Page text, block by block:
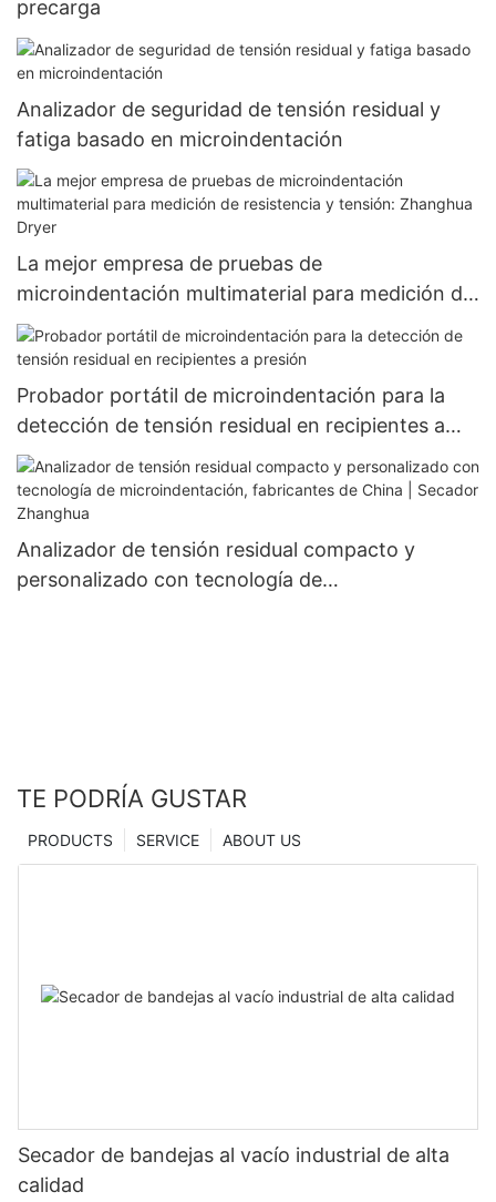
precarga
Analizador de seguridad de tensión residual y
fatiga basado en microindentación
La mejor empresa de pruebas de
microindentación multimaterial para medición de
resistencia y tensión: Zhanghua Dryer
Probador portátil de microindentación para la
detección de tensión residual en recipientes a
presión
Analizador de tensión residual compacto y
personalizado con tecnología de
TE PODRÍA GUSTAR
ABOUT US
SERVICE
PRODUCTS
Secador de bandejas al vacío industrial de alta
calidad